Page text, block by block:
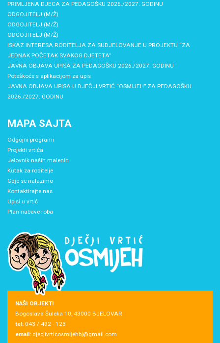
PRIMLJENA DJECA ZA PEDAGOŠKU 2026./2027. GODINU
ODGOJITELJ (M/Ž)
ODGOJITELJ (M/Ž)
ODGOJITELJ (M/Ž)
ISKAZ INTERESA RODITELJA ZA SUDJELOVANJE U PROJEKTU “ZA
JEDNAK POČETAK SVAKOG DJETETA”
JAVNA OBJAVA UPISA ZA PEDAGOŠKU 2026./2027. GODINU
Poteškoće s aplikacijom za upis
JAVNA OBJAVA UPISA U DJEČJI VRTIĆ “OSMIJEH” ZA PEDAGOŠKU
2026./2027. GODINU
MAPA SAJTA
Odgojni programi
Projekti vrtića
Jelovnik naših malenih
Kutak za roditelje
Gdje se nalazimo
Kontaktirajte nas
Upisi u vrtić
Plan nabave roba
NAŠI OBJEKTI
Bogoslava Šuleka 10, 43000 BJELOVAR
tel: 043 / 492 - 123
email: djecjivrticosmijehbj@gmail.com